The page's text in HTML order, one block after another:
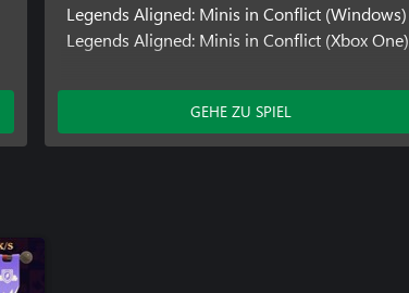
Legends Aligned: Minis in Conflict (Windows)
Legends Aligned: Minis in Conflict (Xbox One)
GEHE ZU SPIEL